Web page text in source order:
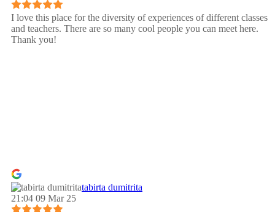
I love this place for the diversity of experiences of different classes
and teachers. There are so many cool people you can meet here.
Thank you!
tabirta dumitrita
21:04 09 Mar 25